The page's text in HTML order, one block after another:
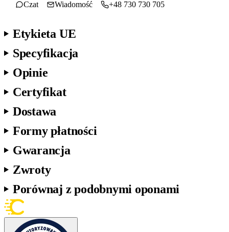
Czat
Wiadomość +48 730 730 705
Etykieta UE
Specyfikacja
Opinie
Certyfikat
Dostawa
Formy płatności
Gwarancja
Zwroty
Porównaj z podobnymi oponami